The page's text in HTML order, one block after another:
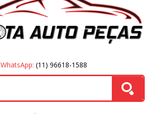
WhatsApp: (11) 96618-1588